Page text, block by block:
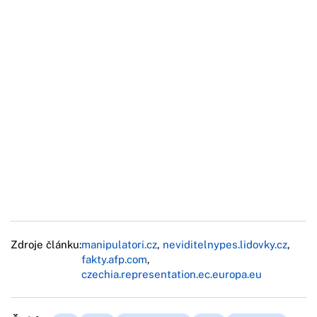
Zdroje článku:manipulatori.cz, neviditelnypes.lidovky.cz,
fakty.afp.com,
czechia.representation.ec.europa.eu